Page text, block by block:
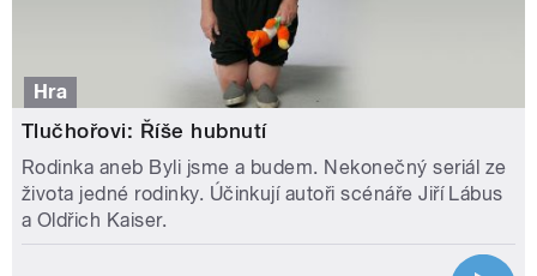
Hra
Tlučhořovi: Říše hubnutí
Rodinka aneb Byli jsme a budem. Nekonečný seriál ze
života jedné rodinky. Účinkují autoři scénáře Jiří Lábus
a Oldřich Kaiser.